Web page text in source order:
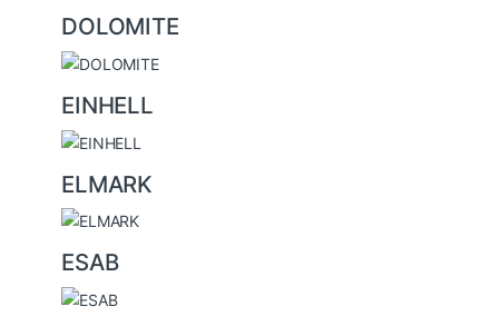
DOLOMITE
EINHELL
ELMARK
ESAB